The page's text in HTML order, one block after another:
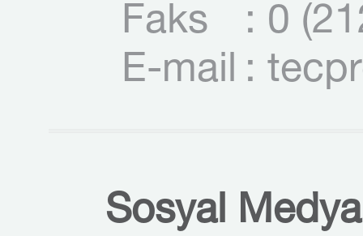
Faks
: 0
E-mail :
Sosyal